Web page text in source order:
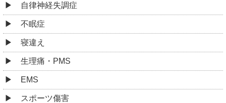
自律神経失調症
不眠症
寝違え
生理痛・PMS
EMS
スポーツ傷害